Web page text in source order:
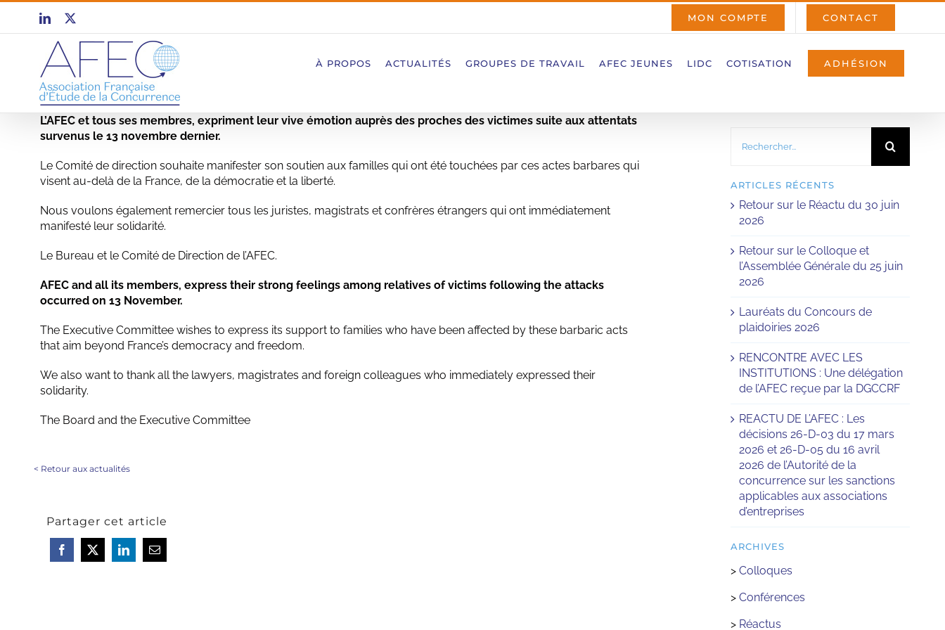
Passer
contenu
LinkedIn
X MON COMPTE CONTACT
À PROPOS ACTUALITÉS GROUPES DE TRAVAIL AFEC JEUNES LIDC COTISATION ADHÉSION
L’AFEC et tous ses membres, expriment leur vive émotion auprès des proches des victimes suite aux attentats
survenus le 13 novembre dernier.
Le Comité de direction souhaite manifester son soutien aux familles qui ont été touchées par ces actes barbares qui
visent au-delà de la France, de la démocratie et la liberté.
Nous voulons également remercier tous les juristes, magistrats et confrères étrangers qui ont immédiatement
manifesté leur solidarité.
Le Bureau et le Comité de Direction de l’AFEC.
AFEC and all its members, express their strong feelings among relatives of victims following the attacks
occurred on 13 November.
The Executive Committee wishes to express its support to families who have been affected by these barbaric acts
that aim beyond France’s democracy and freedom.
We also want to thank all the lawyers, magistrates and foreign colleagues who immediately expressed their
solidarity.
The Board and the Executive Committee
< Retour aux actualités
Partager cet article
ARTICLES RÉCENTS
Retour sur le Réactu du 30 juin
2026
Retour sur le Colloque et
l’Assemblée Générale du 25 juin
2026
Lauréats du Concours de
plaidoiries 2026
RENCONTRE AVEC LES
INSTITUTIONS : Une délégation
de l’AFEC reçue par la DGCCRF
REACTU DE L’AFEC : Les
décisions 26-D-03 du 17 mars
2026 et 26-D-05 du 16 avril
2026 de l’Autorité de la
concurrence sur les sanctions
applicables aux associations
d’entreprises
ARCHIVES
> Colloques
> Conférences
> Réactus